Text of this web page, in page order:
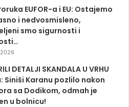
EUFOR-a i EU: Ostajemo
i nedvosmisleno,
smo sigurnosti i
DETALJI SKANDALA U VRHU
Siniši Karanu pozlilo nakon
sa Dodikom, odmah je
u bolnicu!